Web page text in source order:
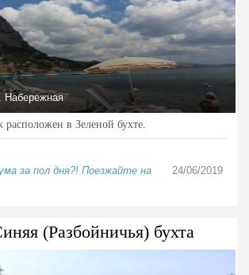
Набережная
в Зеленой бухте.
за пол дня?! Поезжайте на
24/06/2019
(Разбойничья) бухта